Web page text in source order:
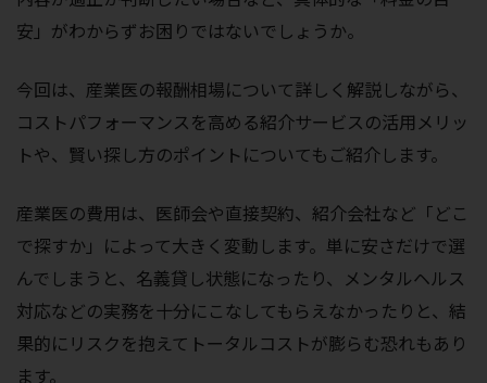
安」がわからずお困りではないでしょうか。
今回は、産業医の報酬相場について詳しく解説しながら、
コストパフォーマンスを高める紹介サービスの活用メリッ
トや、賢い探し方のポイントについてもご紹介します。
産業医の費用は、医師会や直接契約、紹介会社など「どこ
で探すか」によって大きく変動します。単に安さだけで選
んでしまうと、名義貸し状態になったり、メンタルヘルス
対応などの実務を十分にこなしてもらえなかったりと、結
果的にリスクを抱えてトータルコストが膨らむ恐れもあり
ます。